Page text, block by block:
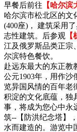
早餐后前往 【哈尔滨
哈尔滨市松北区的文
(400座)， 建筑采用
志性建筑。后参观
江及俄罗斯品类正宗
尔滨特色餐饮。
赴远东最大的东正教
公元1903年，用作
览异国风情的百年老
积淀的文化底蕴，独
事，将成为您心中永
筑--【防洪纪念塔】
水而建造的。游览中